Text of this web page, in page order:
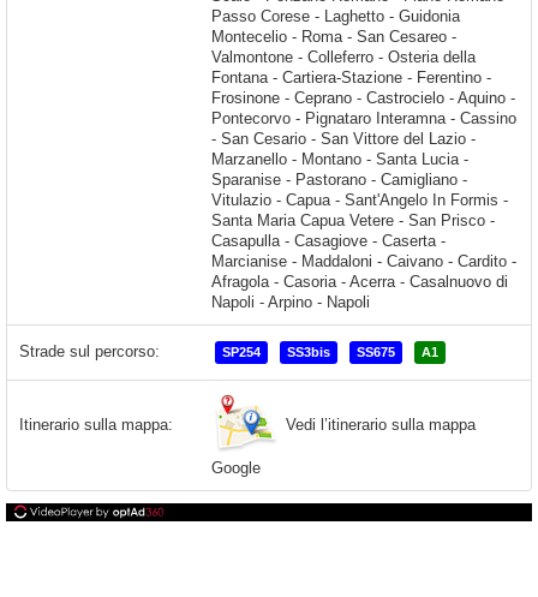
Strade sul percorso: SP254 SS3bis SS675 A1
Itinerario sulla mappa: Vedi l’itinerario sulla mappa
Google